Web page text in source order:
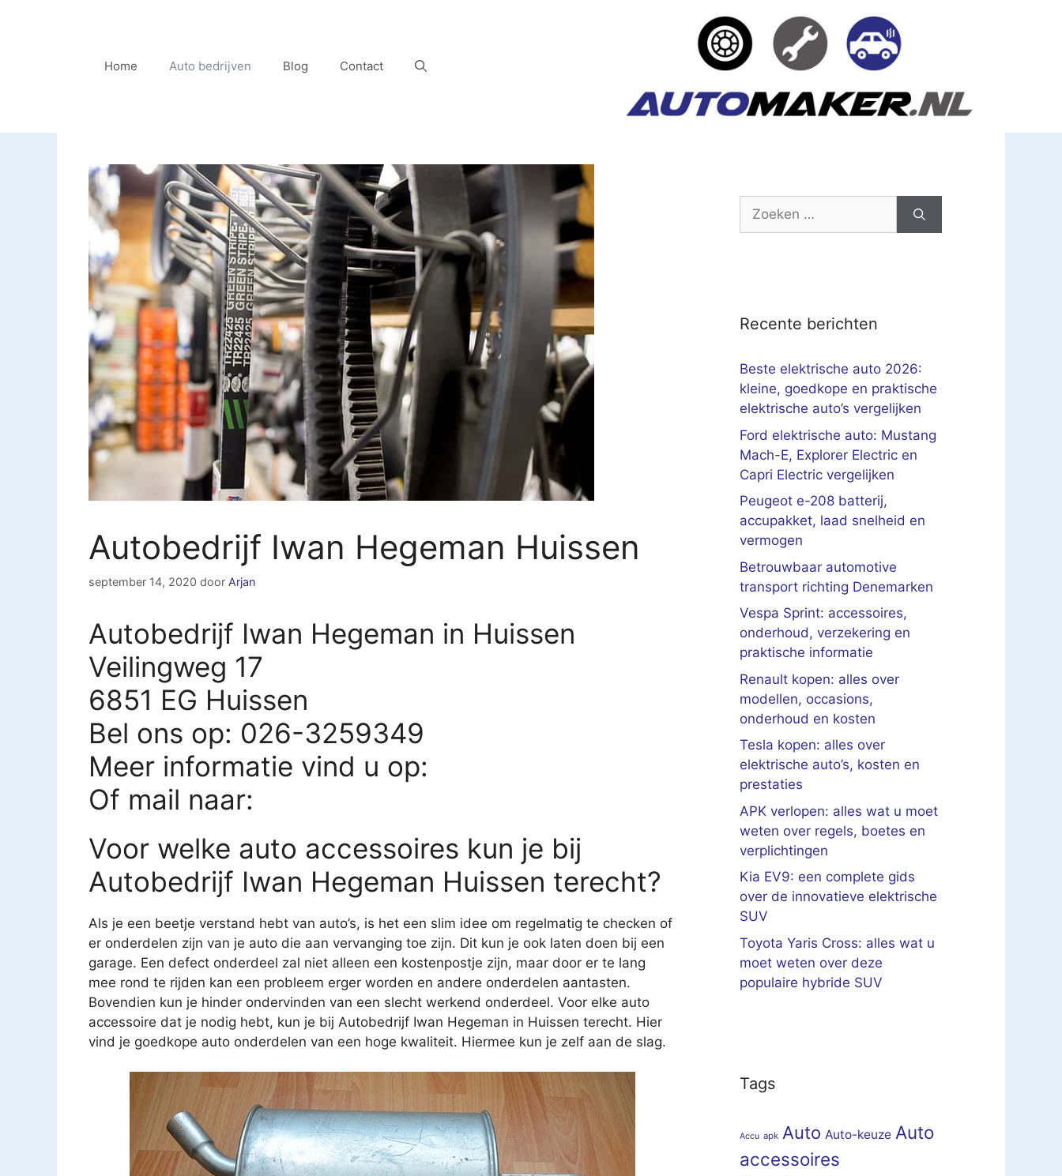
Home Auto bedrijven Blog Contact
Autobedrijf Iwan Hegeman Huissen
september 14, 2020 door Arjan
Autobedrijf Iwan Hegeman in Huissen
Veilingweg 17
6851 EG Huissen
Bel ons op: 026-3259349
Meer informatie vind u op:
Of mail naar:
Voor welke auto accessoires kun je bij
Autobedrijf Iwan Hegeman Huissen terecht?
Als je een beetje verstand hebt van auto’s, is het een slim idee om regelmatig te checken of
er onderdelen zijn van je auto die aan vervanging toe zijn. Dit kun je ook laten doen bij een
garage. Een defect onderdeel zal niet alleen een kostenpostje zijn, maar door er te lang
mee rond te rijden kan een probleem erger worden en andere onderdelen aantasten.
Bovendien kun je hinder ondervinden van een slecht werkend onderdeel. Voor elke auto
accessoire dat je nodig hebt, kun je bij Autobedrijf Iwan Hegeman in Huissen terecht. Hier
vind je goedkope auto onderdelen van een hoge kwaliteit. Hiermee kun je zelf aan de slag.
Zoek
Recente berichten
Beste elektrische auto 2026:
kleine, goedkope en praktische
elektrische auto’s vergelijken
Ford elektrische auto: Mustang
Mach-E, Explorer Electric en
Capri Electric vergelijken
Peugeot e-208 batterij,
accupakket, laad snelheid en
vermogen
Betrouwbaar automotive
transport richting Denemarken
Vespa Sprint: accessoires,
onderhoud, verzekering en
praktische informatie
Renault kopen: alles over
modellen, occasions,
onderhoud en kosten
Tesla kopen: alles over
elektrische auto’s, kosten en
prestaties
APK verlopen: alles wat u moet
weten over regels, boetes en
verplichtingen
Kia EV9: een complete gids
over de innovatieve elektrische
SUV
Toyota Yaris Cross: alles wat u
moet weten over deze
populaire hybride SUV
Tags
Accu apk Auto Auto-keuze Auto
accessoires